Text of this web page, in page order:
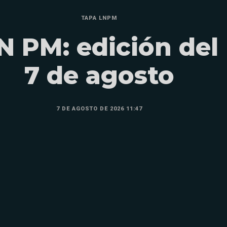
TAPA LNPM
PM: edición del
7 de agosto
7 DE AGOSTO DE 2026 11:47